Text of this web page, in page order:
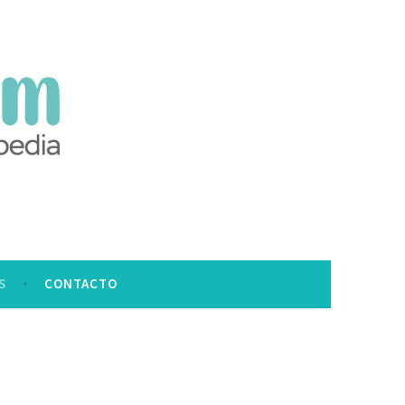
CONTACTO